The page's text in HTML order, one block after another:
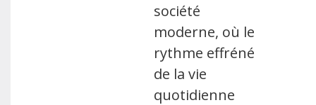
société
moderne, où le
rythme effréné
de la vie
quotidienne